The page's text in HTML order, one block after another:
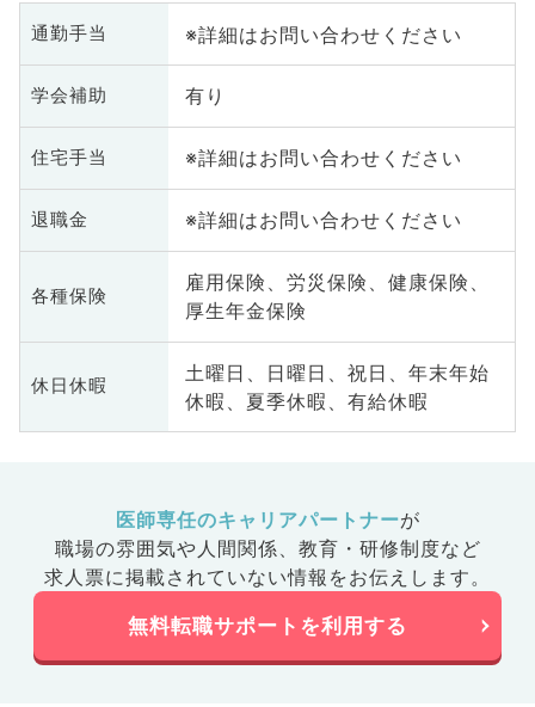
通勤手当 ※詳細はお問い合わせください
学会補助 有り
住宅手当 ※詳細はお問い合わせください
退職金 ※詳細はお問い合わせください
各種保険
雇用保険、労災保険、健康保険、
厚生年金保険
休日休暇
土曜日、日曜日、祝日、年末年始
休暇、夏季休暇、有給休暇
医師専任のキャリアパートナーが
職場の雰囲気や人間関係、 教育・研修制度など
求人票に掲載されていない情報をお伝えします。
無料転職サポートを利用する